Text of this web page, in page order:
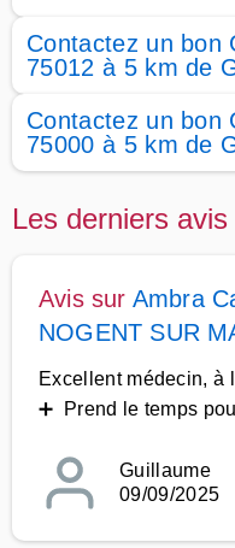
Contactez un bon
75012 à 5 km de
Contactez un bon
75000 à 5 km de
Les derniers
Avis sur Ambra
NOGENT SUR
Excellent médecin, à
➕ Prend le temps
Guillaume
09/09/2025